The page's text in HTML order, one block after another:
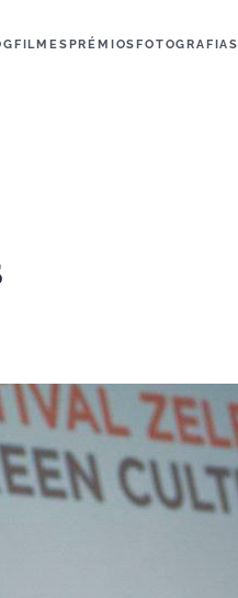
FILMESPRÉMIOSFOTOGRAFIAS